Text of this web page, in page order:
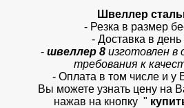
Швеллер
- Резка в размер
- Доставка в день
- швеллер 8изготовлен в
требования к
- Оплата в том числе и у
Вы можете узнать цену на
нажав на кнопку "